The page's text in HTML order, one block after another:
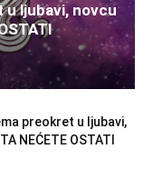
u ljubavi, novcu
preokret u ljubavi,
NEĆETE OSTATI